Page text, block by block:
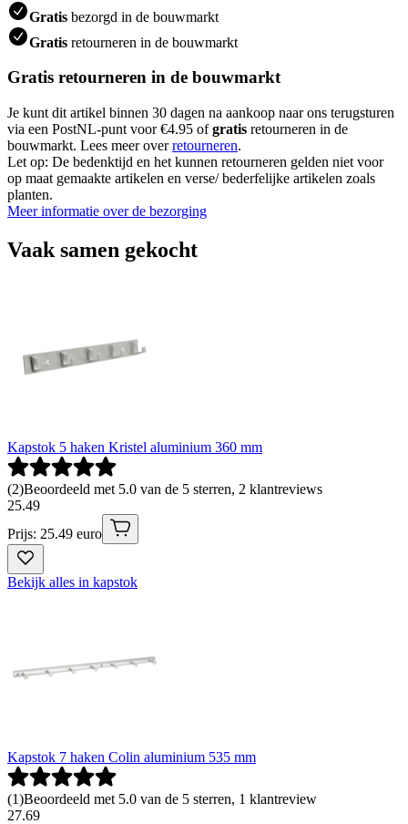
Gratis bezorgd in de bouwmarkt
Gratis retourneren in de bouwmarkt
Gratis retourneren in de bouwmarkt
Je kunt dit artikel binnen 30 dagen na aankoop naar ons terugsturen
via een PostNL-punt voor €4.95 ofgratis retourneren in de
bouwmarkt. Lees meer overretourneren.
Let op: De bedenktijd en het kunnen retourneren gelden niet voor
op maat gemaakte artikelen en verse/ bederfelijke artikelen zoals
planten.
Meer informatie over de bezorging
Vaak samen gekocht
Kapstok 5 haken Kristel aluminium 360 mm
(2)Beoordeeld met 5.0 van de 5 sterren, 2 klantreviews
25.49
Prijs: 25.49 euro
Bekijk alles in kapstok
Kapstok 7 haken Colin aluminium 535 mm
(1)Beoordeeld met 5.0 van de 5 sterren, 1 klantreview
27.69